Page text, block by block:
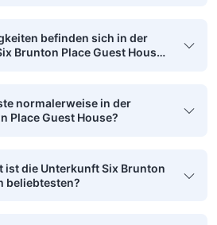
befinden sich in der
Brunton Place Guest House
normalerweise in der
Place Guest House?
ist die Unterkunft Six Brunton
beliebtesten?